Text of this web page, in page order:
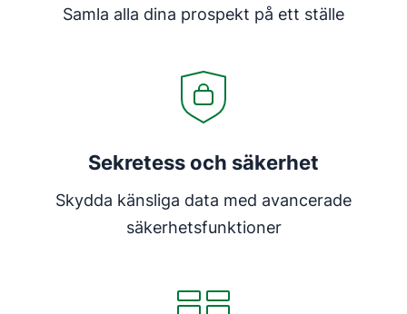
Samla alla dina prospekt på ett ställe
Sekretess och säkerhet
Skydda känsliga data med avancerade
säkerhetsfunktioner